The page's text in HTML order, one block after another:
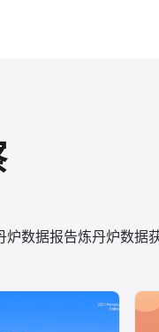
炉数据报告炼丹炉数据